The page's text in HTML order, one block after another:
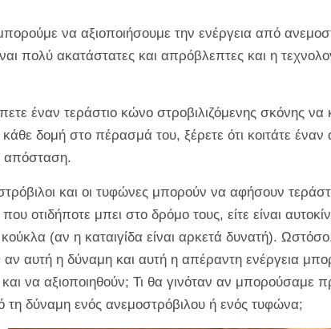
να αξιοποιήσουμε την ενέργεια από
πολύ ακατάστατες και απρόβλεπτες και η
έναν τεράστιο κώνο στροβιλιζόμενης σκόνης να
κάθε δομή στο πέρασμά του, ξέρετε ότι κοιτάτε
και οι τυφώνες μπορούν να αφήσουν
οτιδήποτε μπει στο δρόμο τους, είτε είναι
(αν η καταιγίδα είναι αρκετά δυνατή).
αν αυτή η δύναμη και αυτή η απέραντη ενέργεια
να αξιοποιηθούν; Τι θα γινόταν αν μπορούσαμε
τη δύναμη ενός ανεμοστρόβιλου ή ενός τυφώνα;